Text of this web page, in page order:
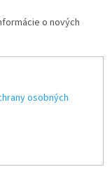
o nových
osobných